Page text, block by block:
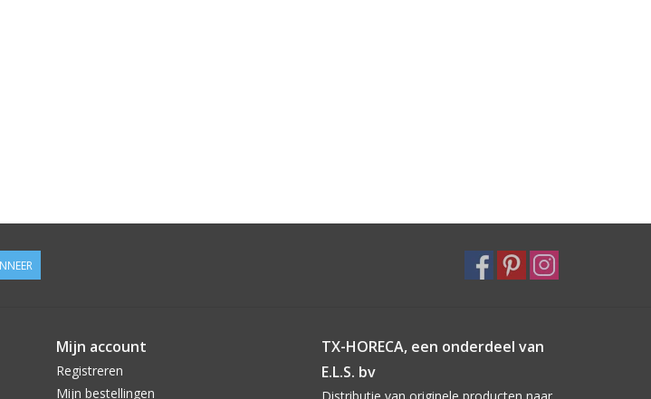
Mijn account
Registreren
Mijn bestellingen
TX-HORECA, een onderdeel van
E.L.S. bv